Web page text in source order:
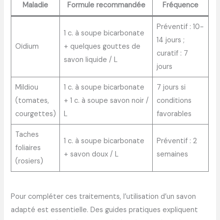
Maladie Formule recommandée Fréquence
Oïdium
1 c. à soupe bicarbonate
+ quelques gouttes de
savon liquide / L
Préventif : 10-
14 jours ;
curatif : 7
jours
Mildiou
(tomates,
courgettes)
1 c. à soupe bicarbonate
+ 1 c. à soupe savon noir /
L
7 jours si
conditions
favorables
Taches
foliaires
(rosiers)
1 c. à soupe bicarbonate
+ savon doux / L
Préventif : 2
semaines
Pour compléter ces traitements, l’utilisation d’un savon
adapté est essentielle. Des guides pratiques expliquent